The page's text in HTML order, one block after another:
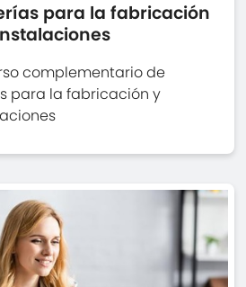
para la fabricación
complementario de
para la fabricación y